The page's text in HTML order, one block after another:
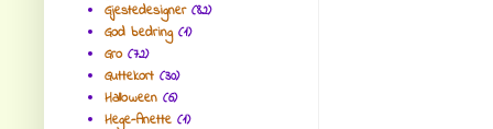
Gjestedesigner (82)
God bedring (1)
Gro (72)
Guttekort (30)
Halloween (6)
Hege-Anette (1)